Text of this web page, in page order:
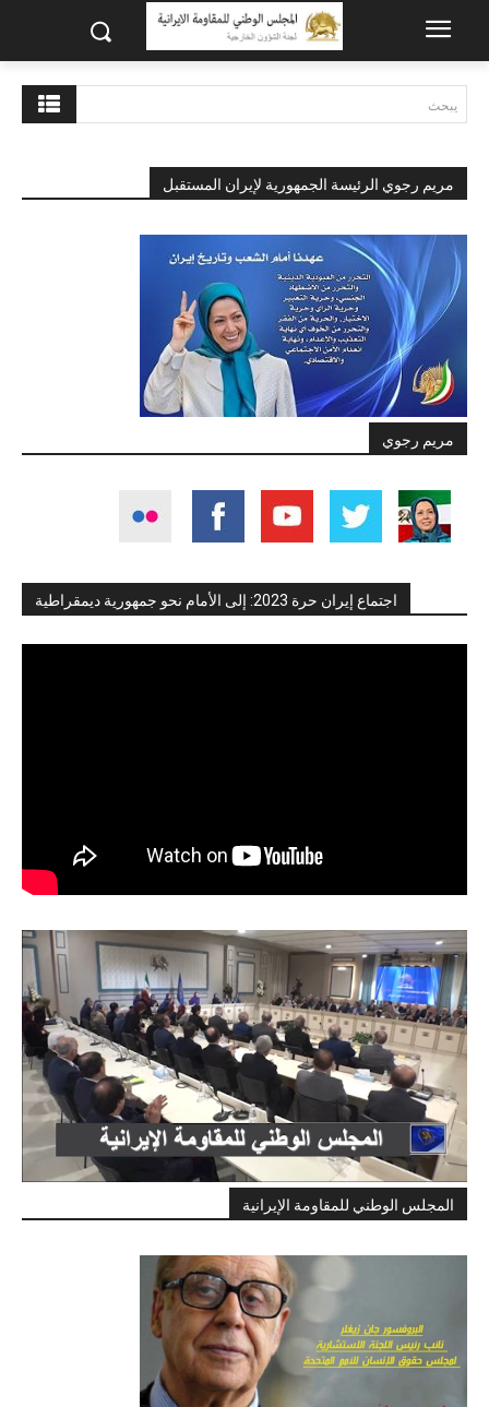
يبحث
مريم رجوي الرئيسة الجمهورية لإيران المستقبل
مريم رجوي
اجتماع إيران حرة 2023: إلى الأمام نحو جمهورية ديمقراطية
المجلس الوطني للمقاومة الإيرانية